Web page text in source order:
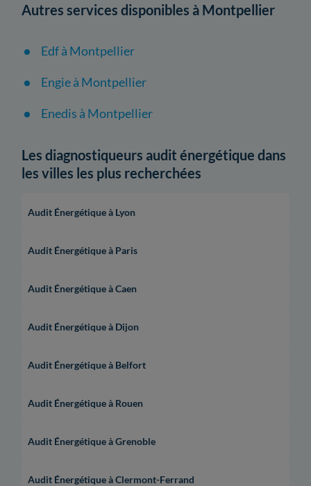
Autres services disponibles à Montpellier
Edf à Montpellier
Engie à Montpellier
Enedis à Montpellier
Les diagnostiqueurs audit énergétique dans
les villes les plus recherchées
Audit Énergétique à Lyon
Audit Énergétique à Paris
Audit Énergétique à Caen
Audit Énergétique à Dijon
Audit Énergétique à Belfort
Audit Énergétique à Rouen
Audit Énergétique à Grenoble
Audit Énergétique à Clermont-Ferrand